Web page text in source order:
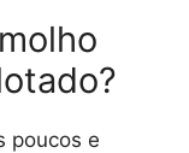
poucos e